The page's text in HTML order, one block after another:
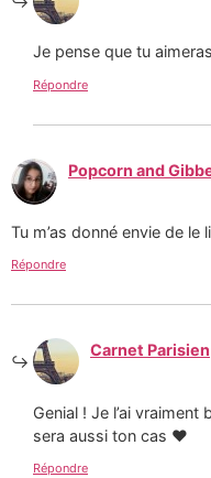
Je pense que tu
Répondre
Popcorn and
Tu m’as donné envie de
Répondre
Carnet Parisien
Genial ! Je l’ai vraiment
sera aussi ton cas ❤️
Répondre